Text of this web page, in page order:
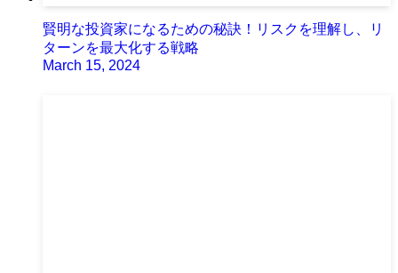
賢明な投資家になるための秘訣！リスクを理解し、リ
ターンを最大化する戦略
March 15, 2024